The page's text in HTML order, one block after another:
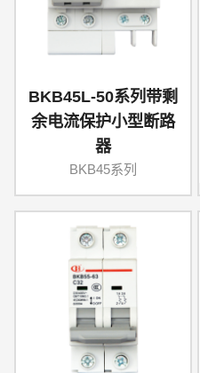
BKB45L-50系列带剩
余电流保护小型断路
器
BKB45系列